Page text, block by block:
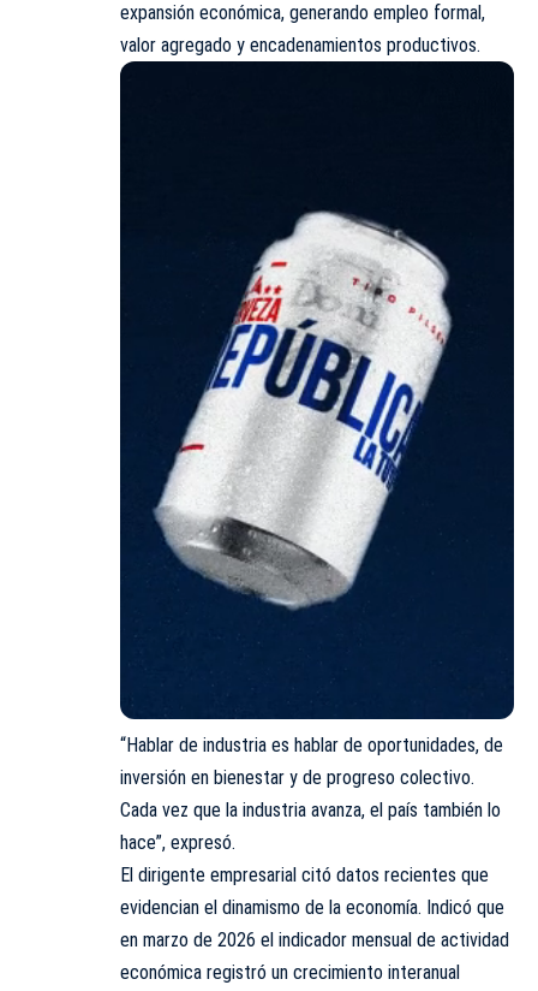
expansión económica, generando empleo formal,
valor agregado y encadenamientos productivos.
“Hablar de industria es hablar de oportunidades, de
inversión en bienestar y de progreso colectivo.
Cada vez que la industria avanza, el país también lo
hace”, expresó.
El dirigente empresarial citó datos recientes que
evidencian el dinamismo de la economía. Indicó que
en marzo de 2026 el indicador mensual de actividad
económica registró un crecimiento interanual